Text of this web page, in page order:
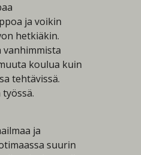
ja voikin
hetkiäkin.
koulua kuin
tehtävissä.
ja
suurin